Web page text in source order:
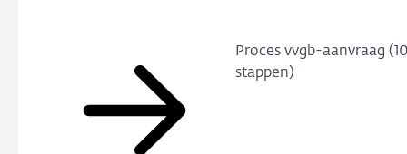
Proces vvgb-aanvraag
stappen)